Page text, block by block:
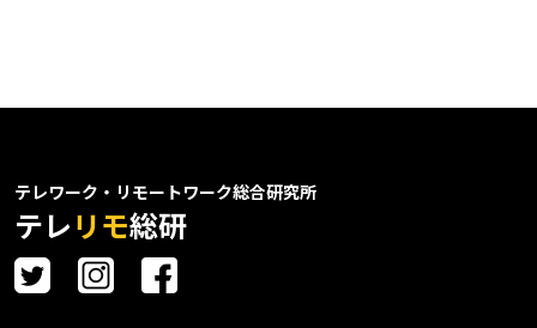
テレワーク・リモートワーク総合研究所
テレリモ総研